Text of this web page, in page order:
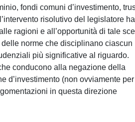
fondi comuni d’investimento,
risolutivo del legislatore ha
ragioni e all’opportunità di tale
norme che disciplinano ciascun
più significative al riguardo.
conducono alla negazione della
d’investimento (non ovviamente
in questa direzione